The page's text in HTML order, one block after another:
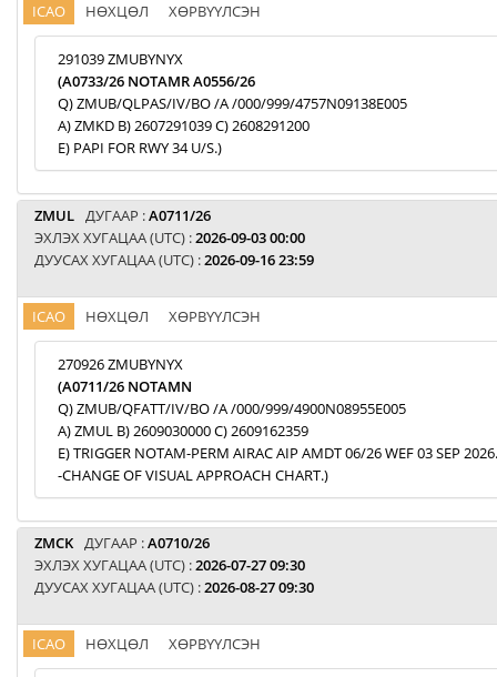
ICAO НӨХЦӨЛ ХӨРВҮҮЛСЭН
291039 ZMUBYNYX
(A0733/26 NOTAMR A0556/26
Q) ZMUB/QLPAS/IV/BO /A /000/999/4757N09138E005
A) ZMKD B) 2607291039 C) 2608291200
E) PAPI FOR RWY 34 U/S.)
ZMUL ДУГААР :A0711/26
ЭХЛЭХ ХУГАЦАА (UTC) :2026-09-03 00:00
ДУУСАХ ХУГАЦАА (UTC) :2026-09-16 23:59
ICAO НӨХЦӨЛ ХӨРВҮҮЛСЭН
270926 ZMUBYNYX
(A0711/26 NOTAMN
Q) ZMUB/QFATT/IV/BO /A /000/999/4900N08955E005
A) ZMUL B) 2609030000 C) 2609162359
E) TRIGGER NOTAM-PERM AIRAC AIP AMDT 06/26 WEF 03 SEP 2026.
-CHANGE OF VISUAL APPROACH CHART.)
ZMCK ДУГААР :A0710/26
ЭХЛЭХ ХУГАЦАА (UTC) :2026-07-27 09:30
ДУУСАХ ХУГАЦАА (UTC) :2026-08-27 09:30
ICAO НӨХЦӨЛ ХӨРВҮҮЛСЭН